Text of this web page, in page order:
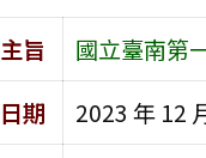
旨
國立臺南第
期
2023 年 12